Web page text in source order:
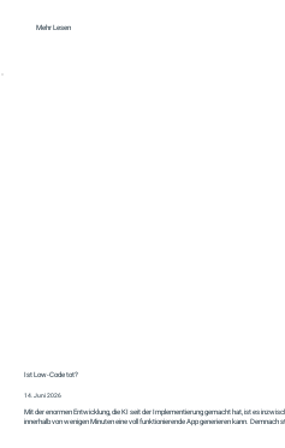
Mehr Lesen
Ist Low-Code tot?
14. Juni 2026
Mit der enormen Entwicklung, die KI seit der Implementierung gemacht hat, ist es
innerhalb von wenigen Minuten eine voll funktionierende App generieren kann. Demnach